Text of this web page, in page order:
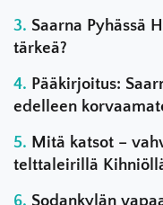
Saarna Pyhässä
tärkeä?
Pääkirjoitus:
edelleen
Mitä katsot –
telttaleirillä
Sodankylän